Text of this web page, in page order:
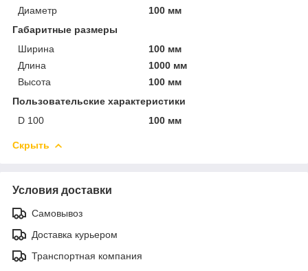
Диаметр
100 мм
Габаритные размеры
Ширина
100 мм
Длина
1000 мм
Высота
100 мм
Пользовательские характеристики
D 100
100 мм
Скрыть
Условия доставки
Самовывоз
Доставка курьером
Транспортная компания